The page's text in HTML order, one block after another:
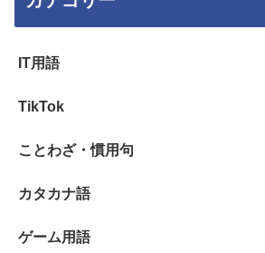
IT用語
TikTok
ことわざ・慣用句
カタカナ語
ゲーム用語